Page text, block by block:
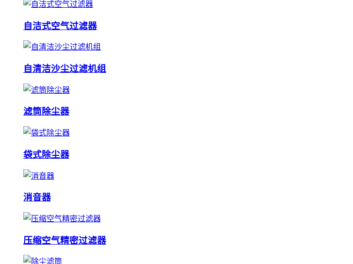
自洁式空气过滤器
自清洁沙尘过滤机组
滤筒除尘器
袋式除尘器
消音器
压缩空气精密过滤器